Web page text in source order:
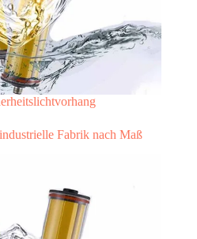
Fabrik nach Maß